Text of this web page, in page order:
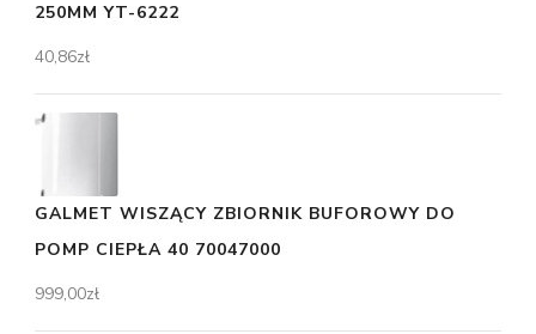
250MM YT-6222
40,86zł
GALMET WISZĄCY ZBIORNIK BUFOROWY DO
POMP CIEPŁA 40 70047000
999,00zł